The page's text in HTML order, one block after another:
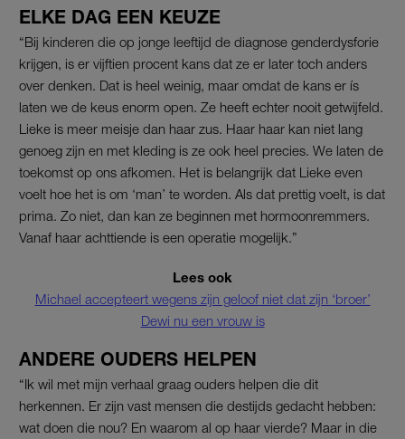
ELKE DAG EEN KEUZE
“Bij kinderen die op jonge leeftijd de diagnose genderdysforie
krijgen, is er vijftien procent kans dat ze er later toch anders
over denken. Dat is heel weinig, maar omdat de kans er ís
laten we de keus enorm open. Ze heeft echter nooit getwijfeld.
Lieke is meer meisje dan haar zus. Haar haar kan niet lang
genoeg zijn en met kleding is ze ook heel precies. We laten de
toekomst op ons afkomen. Het is belangrijk dat Lieke even
voelt hoe het is om ‘man’ te worden. Als dat prettig voelt, is dat
prima. Zo niet, dan kan ze beginnen met hormoonremmers.
Vanaf haar achttiende is een operatie mogelijk.”
Lees ook
Michael accepteert wegens zijn geloof niet dat zijn ‘broer’
Dewi nu een vrouw is
ANDERE OUDERS HELPEN
“Ik wil met mijn verhaal graag ouders helpen die dit
herkennen. Er zijn vast mensen die destijds gedacht hebben:
wat doen die nou? En waarom al op haar vierde? Maar in die